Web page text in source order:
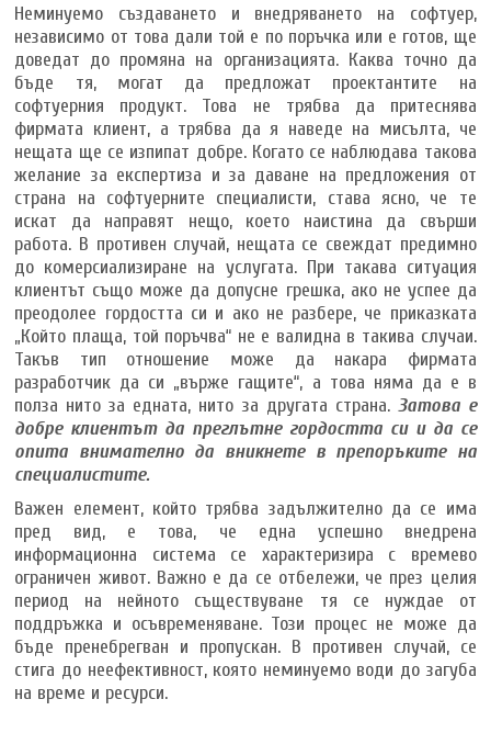
Неминуемо създаването и внедряването на софтуер,
независимо от това дали той е по поръчка или е готов, ще
доведат до промяна на организацията. Каква точно да
бъде тя, могат да предложат проектантите на
софтуерния продукт. Това не трябва да притеснява
фирмата клиент, а трябва да я наведе на мисълта, че
нещата ще се изпипат добре. Когато се наблюдава такова
желание за експертиза и за даване на предложения от
страна на софтуерните специалисти, става ясно, че те
искат да направят нещо, което наистина да свърши
работа. В противен случай, нещата се свеждат предимно
до комерсиализиране на услугата. При такава ситуация
клиентът също може да допусне грешка, ако не успее да
преодолее гордостта си и ако не разбере, че приказката
„Който плаща, той поръчва“ не е валидна в такива случаи.
Такъв тип отношение може да накара фирмата
разработчик да си „върже гащите“, а това няма да е в
полза нито за едната, нито за другата страна. Затова е
добре клиентът да преглътне гордостта си и да се
опита внимателно да вникнете в препоръките на
специалистите.
Важен елемент, който трябва задължително да се има
пред вид, е това, че една успешно внедрена
информационна система се характеризира с времево
ограничен живот. Важно е да се отбележи, че през целия
период на нейното съществуване тя се нуждае от
поддръжка и осъвременяване. Този процес не може да
бъде пренебрегван и пропускан. В противен случай, се
стига до неефективност, която неминуемо води до загуба
на време и ресурси.